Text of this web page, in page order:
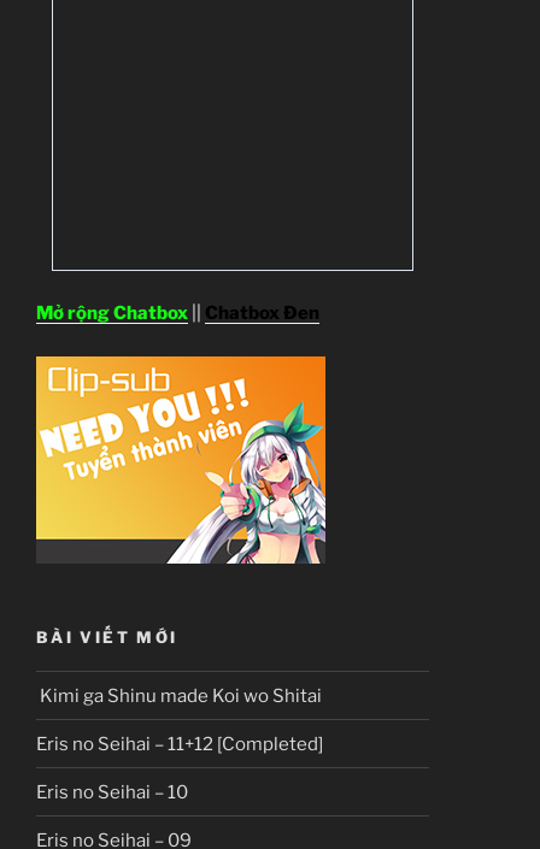
Mở rộng Chatbox Chatbox Đen
BÀI VIẾT MỚI
Kimi ga Shinu made Koi wo Shitai
Eris no Seihai – 11+12 [Completed]
Eris no Seihai – 10
Eris no Seihai – 09